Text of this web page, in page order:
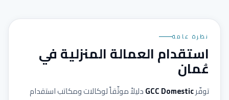
نظرة عامة
استقدام العمالة المنزلية في
عُمان
توفّرGCC Domesticدليلاً موثّقاً لوكالات ومكاتب استقدام